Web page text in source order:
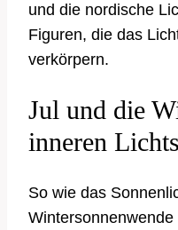
und die nordische
Figuren, die das
verkörpern.
Jul und die
inneren Lichts
So wie das